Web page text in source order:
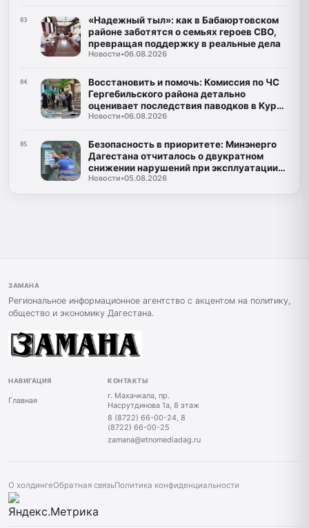
03
«Надежный тыл»: как в Бабаюртовском
районе заботятся о семьях героев СВО,
превращая поддержку в реальные дела
Новости•06.08.2026
04
Восстановить и помочь: Комиссия по ЧС
Гергебильского района детально
оценивает последствия паводков в Курми
и Хвартикуни
Новости•06.08.2026
05
Безопасность в приоритете: Минэнерго
Дагестана отчиталось о двукратном
снижении нарушений при эксплуатации
газа
Новости•05.08.2026
ЗАМАНА
Региональное информационное агентство с акцентом на политику,
общество и экономику Дагестана.
НАВИГАЦИЯ
Главная
КОНТАКТЫ
г. Махачкала, пр.
Насрутдинова 1а, 8 этаж
8 (8722) 66-00-24, 8
(8722) 66-00-25
zamana@etnomediadag.ru
О холдингеОбратная связьПолитика конфиденциальности